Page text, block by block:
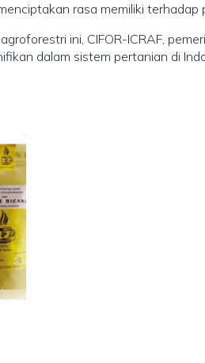
rasa memiliki terhadap
ini, CIFOR-ICRAF,
dalam sistem pertanian di